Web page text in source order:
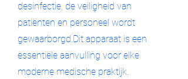
desinfectie, de veiligheid van
patiënten en personeel wordt
gewaarborgd.Dit apparaat is een
essentiële aanvulling voor elke
moderne medische praktijk.